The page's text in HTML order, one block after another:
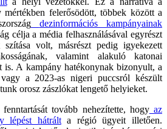
mértékben felerősödött, többek között a
dezinformációs kampányainak
célja a média felhasználásával egyrészt
szítása volt, másrészt pedig igyekezett
valamint alakuló katonai
is. A kampány hatékonynak bizonyult, a
a 2023-as nigeri puccsról készült
orosz zászlókat lengető helyieket.
tovább nehezítette, hogy az
lépést hátrálta régió ügyeit illetően.